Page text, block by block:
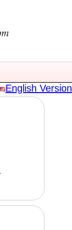
English Version